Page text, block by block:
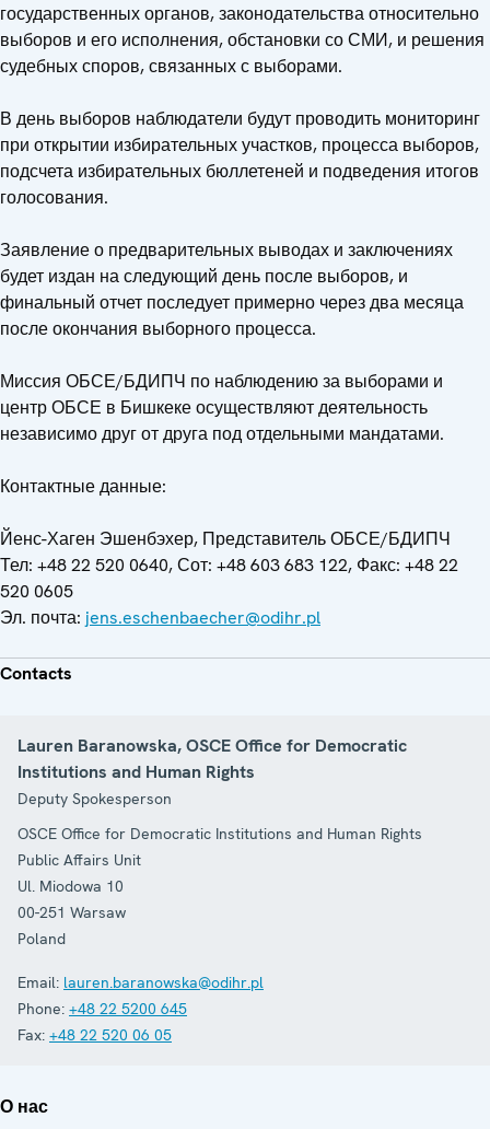
государственных органов, законодательства относительно
выборов и его исполнения, обстановки со СМИ, и решения
судебных споров, связанных с выборами.
В день выборов наблюдатели будут проводить мониторинг
при открытии избирательных участков, процесса выборов,
подсчета избирательных бюллетеней и подведения итогов
голосования.
Заявление о предварительных выводах и заключениях
будет издан на следующий день после выборов, и
финальный отчет последует примерно через два месяца
после окончания выборного процесса.
Миссия ОБСЕ/БДИПЧ по наблюдению за выборами и
центр ОБСЕ в Бишкеке осуществляют деятельность
независимо друг от друга под отдельными мандатами.
Контактные данные:
Йенс-Хаген Эшенбэхер, Представитель ОБСЕ/БДИПЧ
Тел: +48 22 520 0640, Сот: +48 603 683 122, Факс: +48 22
520 0605
Эл. почта: jens.eschenbaecher@odihr.pl
Contacts
Lauren Baranowska, OSCE Office for Democratic
Institutions and Human Rights
Deputy Spokesperson
OSCE Office for Democratic Institutions and Human Rights
Public Affairs Unit
Ul. Miodowa 10
00-251 Warsaw
Poland
Email: lauren.baranowska@odihr.pl
Phone: +48 22 5200 645
Fax: +48 22 520 06 05
О нас